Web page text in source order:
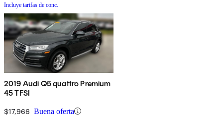
Incluye tarifas de conc.
2019 Audi Q5 quattro Premium
45 TFSI
$17,966 Buena oferta